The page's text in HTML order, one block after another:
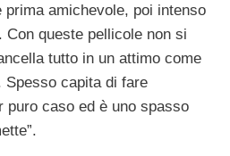
prima amichevole, poi intenso
queste pellicole non si
tutto in un attimo come
Spesso capita di fare
puro caso ed è uno spasso